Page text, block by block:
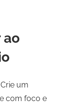
ao
um
com foco e